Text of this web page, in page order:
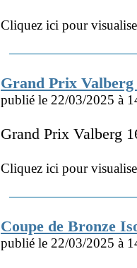
Cliquez ici pour
Grand Prix Valberg
publié le 22/03/2025 à
Grand Prix Valberg
Cliquez ici pour
Coupe de Bronze
publié le 22/03/2025 à